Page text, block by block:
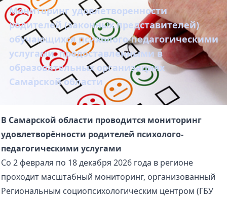
02 февраля 2026 г.
Мониторинг удовлетворенности
родителей (законных представителей)
обучающихся психолого-педагогическими
услугами, предоставленными в
образовательных организациях
Самарской области
В Самарской области проводится мониторинг
удовлетворённости родителей психолого-
педагогическими услугами
Со 2 февраля по 18 декабря 2026 года в регионе
проходит масштабный мониторинг, организованный
Региональным социопсихологическим центром (ГБУ